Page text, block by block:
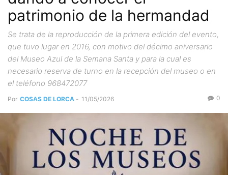
patrimonio de la hermandad
Se trata de la reproducción de la primera edición del evento,
que tuvo lugar en 2016, con motivo del décimo aniversario
del Museo Azul de la Semana Santa y para la cual es
necesario reserva de turno en la recepción del museo o en
el teléfono 968472077
Por COSAS DE LORCA - 11/05/2026 0